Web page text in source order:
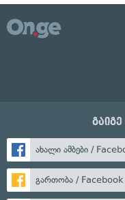
ახალი ამბები /
გართობა / Facebook